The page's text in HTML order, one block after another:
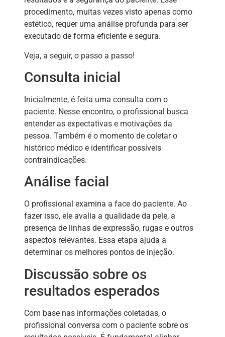
procedimento, muitas vezes visto apenas como
estético, requer uma análise profunda para ser
executado de forma eficiente e segura.
Veja, a seguir, o passo a passo!
Consulta inicial
Inicialmente, é feita uma consulta com o
paciente. Nesse encontro, o profissional busca
entender as expectativas e motivações da
pessoa. Também é o momento de coletar o
histórico médico e identificar possíveis
contraindicações.
Análise facial
O profissional examina a face do paciente. Ao
fazer isso, ele avalia a qualidade da pele, a
presença de linhas de expressão, rugas e outros
aspectos relevantes. Essa etapa ajuda a
determinar os melhores pontos de injeção.
Discussão sobre os
resultados esperados
Com base nas informações coletadas, o
profissional conversa com o paciente sobre os